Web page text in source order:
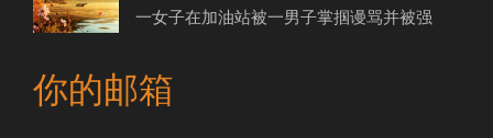
一女子在加油站被一男子掌掴谩骂并被强
你的邮箱